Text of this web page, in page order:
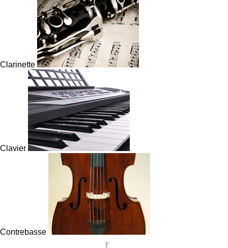
Clarinette
Clavier
Contrebasse